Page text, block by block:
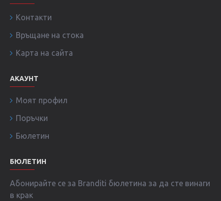
Контакти
Връщане на стока
Карта на сайта
АКАУНТ
Моят профил
Поръчки
Бюлетин
БЮЛЕТИН
Абонирайте се за Branditi бюлетина за да сте винаги
в крак